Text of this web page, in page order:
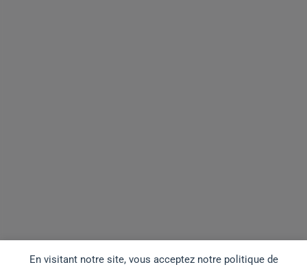
En visitant notre site, vous acceptez notre politique de